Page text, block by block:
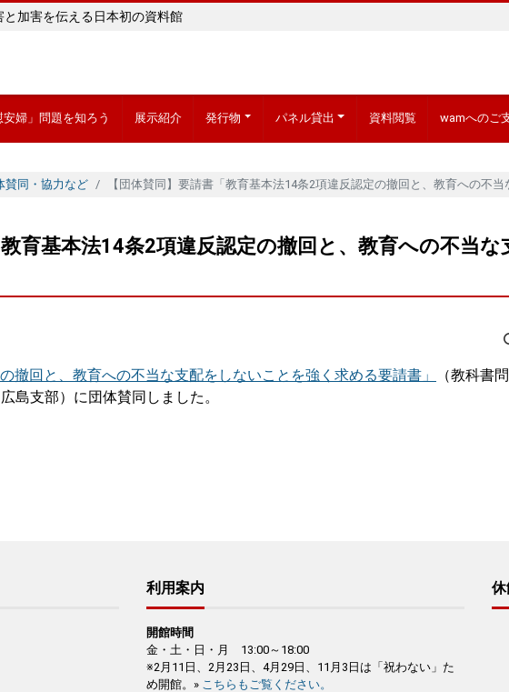
加害を伝える日本初の資料館
安婦」問題を知ろう 展示紹介 発行物 パネル貸出 資料閲覧 wamへのご
賛同・協力など 【団体賛同】要請書「教育基本法14条2項違反認定の撤回と、教育への不
教育基本法14条2項違反認定の撤回と、教育への不当
撤回と、教育への不当な支配をしないことを強く求める要請書」
（教科書
島支部）に団体賛同しました。
利用案内
開館時間
金・土・日・月 13:00～18:00
※2月11日、2月23日、4月29日、11月3日は「祝わない」た
め開館。» こちらもご覧ください。